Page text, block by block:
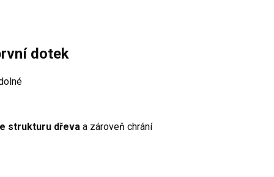
dotek
strukturu dřeva a zároveň chrání